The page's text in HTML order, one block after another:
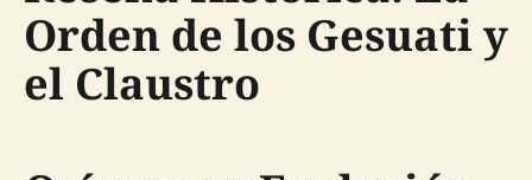
Orden de los Gesuati y
el Claustro